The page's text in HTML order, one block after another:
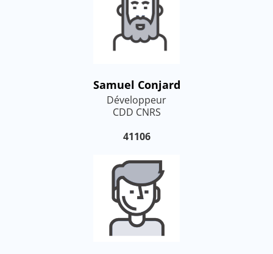
Samuel Conjard
Développeur
CDD CNRS
41106